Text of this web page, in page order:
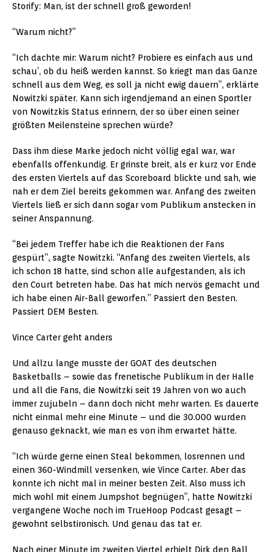
Storify: Man, ist der schnell groß geworden!
“Warum nicht?”
“Ich dachte mir: Warum nicht? Probiere es einfach aus und
schau’, ob du heiß werden kannst. So kriegt man das Ganze
schnell aus dem Weg, es soll ja nicht ewig dauern”, erklärte
Nowitzki später. Kann sich irgendjemand an einen Sportler
von Nowitzkis Status erinnern, der so über einen seiner
größten Meilensteine sprechen würde?
Dass ihm diese Marke jedoch nicht völlig egal war, war
ebenfalls offenkundig. Er grinste breit, als er kurz vor Ende
des ersten Viertels auf das Scoreboard blickte und sah, wie
nah er dem Ziel bereits gekommen war. Anfang des zweiten
Viertels ließ er sich dann sogar vom Publikum anstecken in
seiner Anspannung.
“Bei jedem Treffer habe ich die Reaktionen der Fans
gespürt”, sagte Nowitzki. “Anfang des zweiten Viertels, als
ich schon 18 hatte, sind schon alle aufgestanden, als ich
den Court betreten habe. Das hat mich nervös gemacht und
ich habe einen Air-Ball geworfen.” Passiert den Besten.
Passiert DEM Besten.
Vince Carter geht anders
Und allzu lange musste der GOAT des deutschen
Basketballs – sowie das frenetische Publikum in der Halle
und all die Fans, die Nowitzki seit 19 Jahren von wo auch
immer zujubeln – dann doch nicht mehr warten. Es dauerte
nicht einmal mehr eine Minute – und die 30.000 wurden
genauso geknackt, wie man es von ihm erwartet hätte.
“Ich würde gerne einen Steal bekommen, losrennen und
einen 360-Windmill versenken, wie Vince Carter. Aber das
konnte ich nicht mal in meiner besten Zeit. Also muss ich
mich wohl mit einem Jumpshot begnügen”, hatte Nowitzki
vergangene Woche noch im TrueHoop Podcast gesagt –
gewohnt selbstironisch. Und genau das tat er.
Nach einer Minute im zweiten Viertel erhielt Dirk den Ball